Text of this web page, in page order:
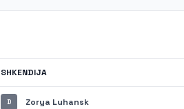
SHKENDIJA
D Zorya Luhansk